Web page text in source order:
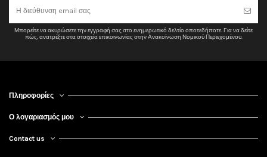
Μπορείτε να ακυρώσετε την εγγραφή σας στο ενημερωτικό δελτίο οποτεδήποτε. Για να δείτε
πώς, ανατρέξτε στα στοιχεία επικοινωνίας στην Ανακοίνωση Νομικού Περιεχομένου.
Πληροφορίες
Ο λογαριασμός μου
Contact us